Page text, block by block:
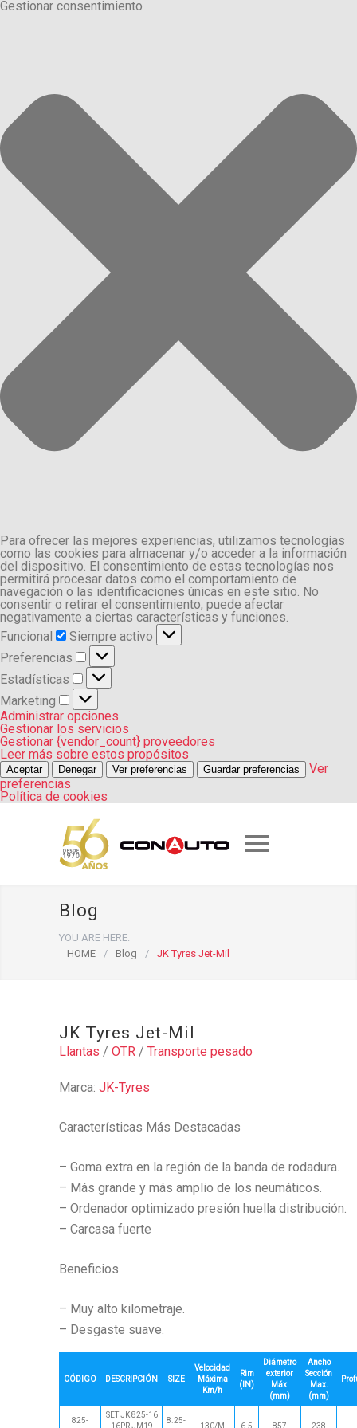
Gestionar consentimiento
Para ofrecer las mejores experiencias, utilizamos tecnologías
como las cookies para almacenar y/o acceder a la información
del dispositivo. El consentimiento de estas tecnologías nos
permitirá procesar datos como el comportamiento de
navegación o las identificaciones únicas en este sitio. No
consentir o retirar el consentimiento, puede afectar
negativamente a ciertas características y funciones.
Funcional
Funcional
Siempre activo
Preferencias
Preferencias
Estadísticas
Estadísticas
Marketing
Marketing
Administrar opciones
Gestionar los servicios
Gestionar {vendor_count} proveedores
Leer más sobre estos propósitos
Aceptar Denegar Ver preferencias Guardar preferencias
Ver
preferencias
Política de cookies
Blog
YOU ARE HERE:
HOME
/ Blog / JK Tyres Jet-Mil
JK Tyres Jet-Mil
Llantas / OTR / Transporte pesado
Marca: JK-Tyres
Características Más Destacadas
– Goma extra en la región de la banda de rodadura.
– Más grande y más amplio de los neumáticos.
– Ordenador optimizado presión huella distribución.
– Carcasa fuerte
Beneficios
– Muy alto kilometraje.
– Desgaste suave.
CÓDIGO DESCRIPCIÓN SIZE
Velocidad
Máxima
Km/h
Rim
(IN)
Diámetro
exterior
Máx.
(mm)
Ancho
Sección
Max.
(mm)
825-
SET JK 825-16
16PR JM19
8.25-
130/M 6.5 857 238